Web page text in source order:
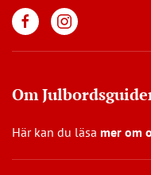
Om
Här kan du läsa mer om